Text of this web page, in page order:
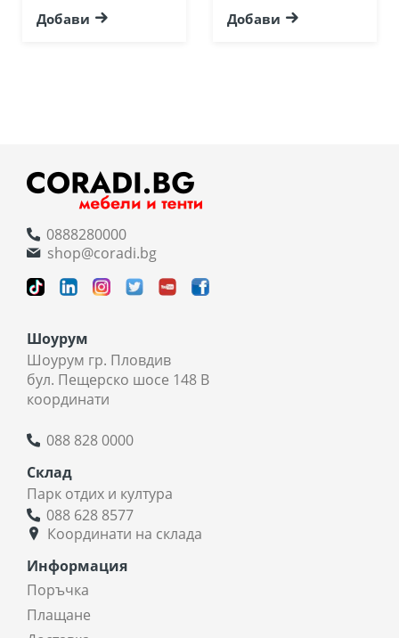
Добави
Добави
0888280000
shop@coradi.bg
Шоурум
Шоурум гр. Пловдив
бул. Пещерско шосе 148 В
координати
088 828 0000
Склад
Парк отдих и култура
088 628 8577
Координати на склада
Информация
Поръчка
Плащане